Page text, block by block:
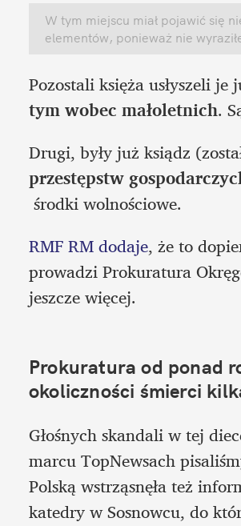
W tym miejscu miał pojawić się
elementów, ponieważ nie
Pozostali księża usłyszeli
tym wobec małoletnich.
Drugi, były już ksiądz
przestępstw
środki wolnościowe.
RMF RM dodaje, że to
prowadzi Prokuratura
jeszcze więcej.
Prokuratura od ponad
okoliczności śmierci
Głośnych skandali w tej
marcu TopNewsach
Polską wstrząsnęła też
katedry w Sosnowcu, do